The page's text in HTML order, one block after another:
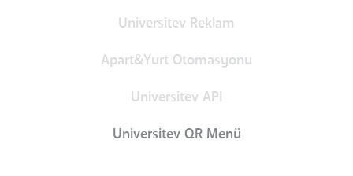
Universitev Reklam
Apart&Yurt Otomasyonu
Universitev API
Universitev QR Menü